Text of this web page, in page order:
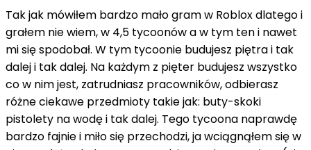
Tak jak mówiłem bardzo mało gram w Roblox dlatego i
grałem nie wiem, w 4,5 tycoonów a w tym ten i nawet
mi się spodobał. W tym tycoonie budujesz piętra i tak
dalej i tak dalej. Na każdym z pięter budujesz wszystko
co w nim jest, zatrudniasz pracowników, odbierasz
różne ciekawe przedmioty takie jak: buty-skoki
pistolety na wodę i tak dalej. Tego tycoona naprawdę
bardzo fajnie i miło się przechodzi, ja wciągnąłem się w